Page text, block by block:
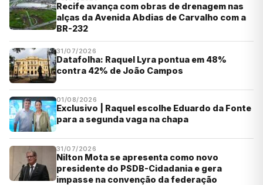
Recife avança com obras de drenagem nas
alças da Avenida Abdias de Carvalho com a
BR-232
31/07/2026
Datafolha: Raquel Lyra pontua em 48%
contra 42% de João Campos
01/08/2026
Exclusivo | Raquel escolhe Eduardo da Fonte
para a segunda vaga na chapa
31/07/2026
Nilton Mota se apresenta como novo
presidente do PSDB-Cidadania e gera
impasse na convenção da federação